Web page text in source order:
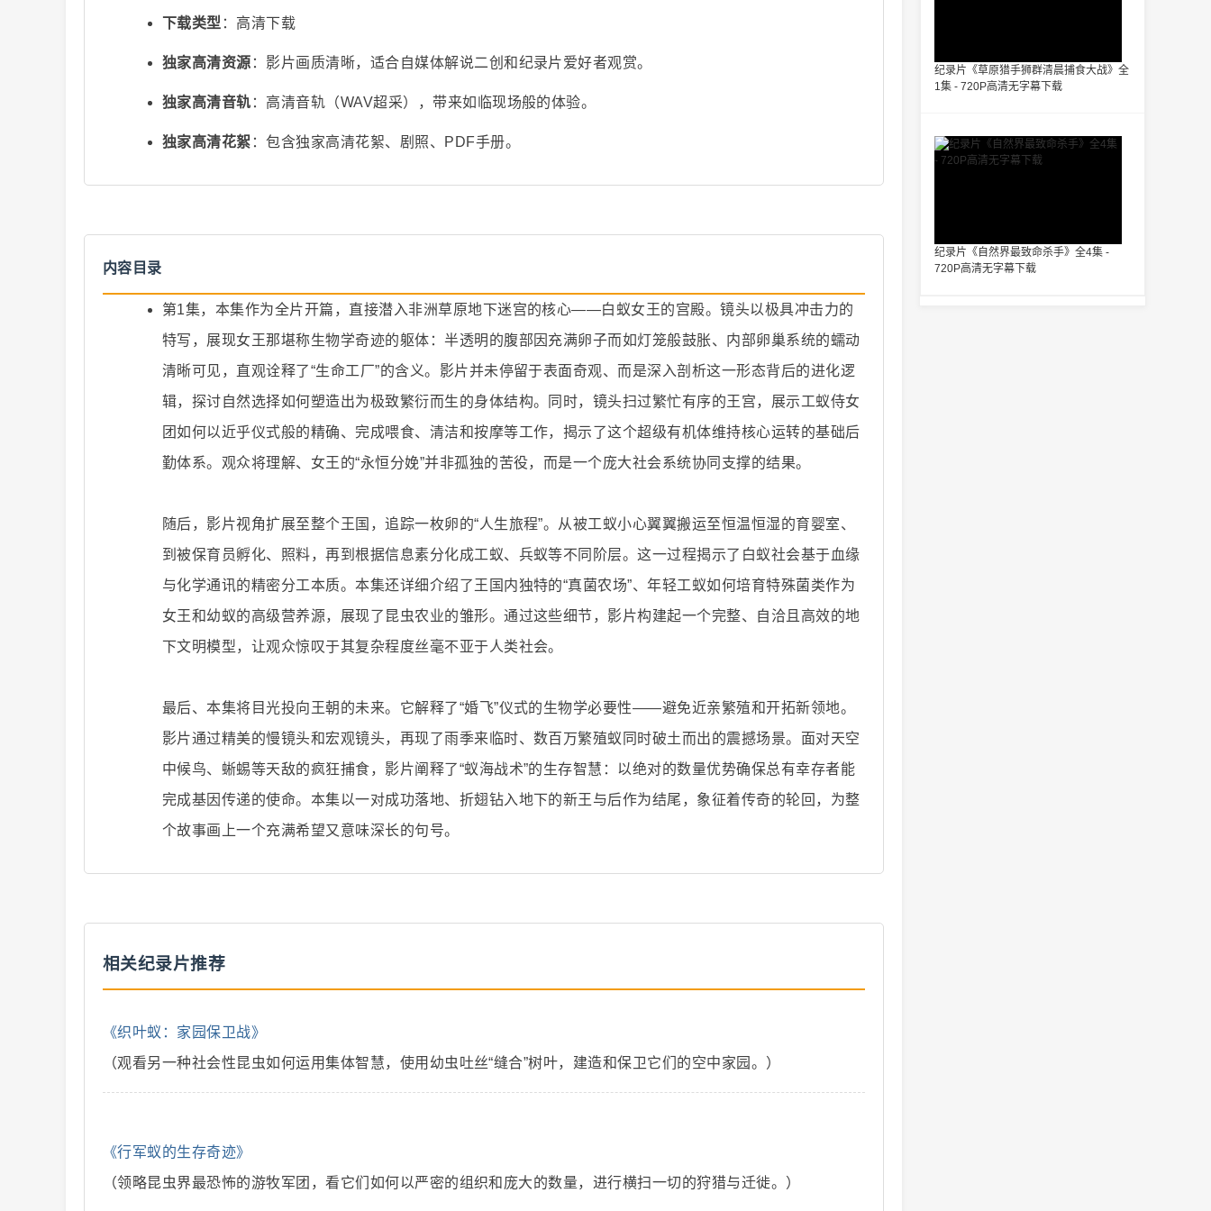
爆
款
下载类型 ：高清下载
独家高清资源 ：影片画质清晰，适合自媒体解说二创和纪录片爱好者观赏。
独家高清音轨 ：高清音轨（WAV超采），带来如临现场般的体验。
独家高清花絮 ：包含独家高清花絮、剧照、PDF手册。
内容目录
第1集，本集作为全片开篇，直接潜入非洲草原地下迷宫的核心——白蚁女王的宫殿。镜头以极具冲击力的
特写，展现女王那堪称生物学奇迹的躯体：半透明的腹部因充满卵子而如灯笼般鼓胀、内部卵巢系统的蠕动
清晰可见，直观诠释了“生命工厂”的含义。影片并未停留于表面奇观、而是深入剖析这一形态背后的进化逻
辑，探讨自然选择如何塑造出为极致繁衍而生的身体结构。同时，镜头扫过繁忙有序的王宫，展示工蚁侍女
团如何以近乎仪式般的精确、完成喂食、清洁和按摩等工作，揭示了这个超级有机体维持核心运转的基础后
勤体系。观众将理解、女王的“永恒分娩”并非孤独的苦役，而是一个庞大社会系统协同支撑的结果。
随后，影片视角扩展至整个王国，追踪一枚卵的“人生旅程”。从被工蚁小心翼翼搬运至恒温恒湿的育婴室、
到被保育员孵化、照料，再到根据信息素分化成工蚁、兵蚁等不同阶层。这一过程揭示了白蚁社会基于血缘
与化学通讯的精密分工本质。本集还详细介绍了王国内独特的“真菌农场”、年轻工蚁如何培育特殊菌类作为
女王和幼蚁的高级营养源，展现了昆虫农业的雏形。通过这些细节，影片构建起一个完整、自洽且高效的地
下文明模型，让观众惊叹于其复杂程度丝毫不亚于人类社会。
最后、本集将目光投向王朝的未来。它解释了“婚飞”仪式的生物学必要性——避免近亲繁殖和开拓新领地。
影片通过精美的慢镜头和宏观镜头，再现了雨季来临时、数百万繁殖蚁同时破土而出的震撼场景。面对天空
中候鸟、蜥蜴等天敌的疯狂捕食，影片阐释了“蚁海战术”的生存智慧：以绝对的数量优势确保总有幸存者能
完成基因传递的使命。本集以一对成功落地、折翅钻入地下的新王与后作为结尾，象征着传奇的轮回，为整
个故事画上一个充满希望又意味深长的句号。
相关纪录片推荐
《织叶蚁：家园保卫战》
（观看另一种社会性昆虫如何运用集体智慧，使用幼虫吐丝“缝合”树叶，建造和保卫它们的空中家园。）
《行军蚁的生存奇迹》
（领略昆虫界最恐怖的游牧军团，看它们如何以严密的组织和庞大的数量，进行横扫一切的狩猎与迁徙。）
纪录片《草原猎手狮群清晨捕食大战》全
1集 - 720P高清无字幕下载
纪录片《自然界最致命杀手》全4集 -
720P高清无字幕下载